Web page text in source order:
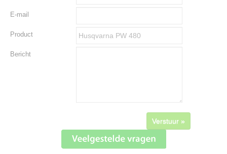
E-mail
Product
Bericht
Verstuur »